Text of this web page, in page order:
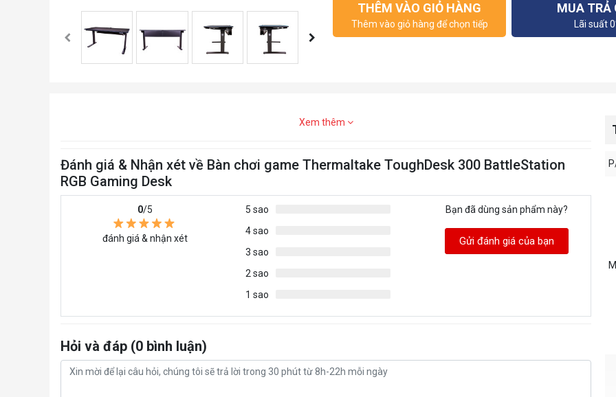
THÊM VÀO GIỎ HÀNG
Thêm vào giỏ hàng để chọn tiếp
MUA TRẢ
Lãi suất
Xem thêm
Đánh giá & Nhận xét về Bàn chơi game Thermaltake ToughDesk 300 BattleStation
RGB Gaming Desk
0/5
đánh giá & nhận xét
5 sao
4 sao
3 sao
2 sao
1 sao
Bạn đã dùng sản phẩm này?
Gửi đánh giá của bạn
Hỏi và đáp (0 bình luận)